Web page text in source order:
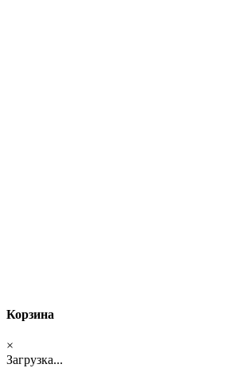
Корзина
×
Загрузка...